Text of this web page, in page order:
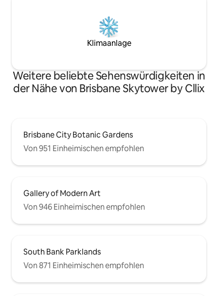
Klimaanlage
Weitere beliebte Sehenswürdigkeiten in
der Nähe von Brisbane Skytower by Cllix
Brisbane City Botanic Gardens
Von 951 Einheimischen empfohlen
Gallery of Modern Art
Von 946 Einheimischen empfohlen
South Bank Parklands
Von 871 Einheimischen empfohlen